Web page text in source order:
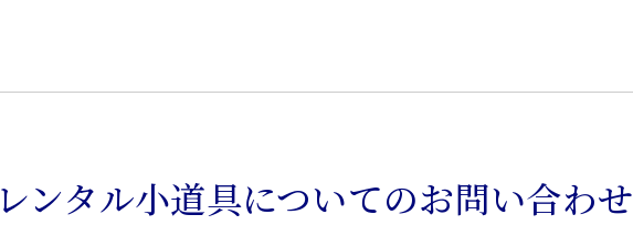
レンタル小道具についてのお問い合わせ